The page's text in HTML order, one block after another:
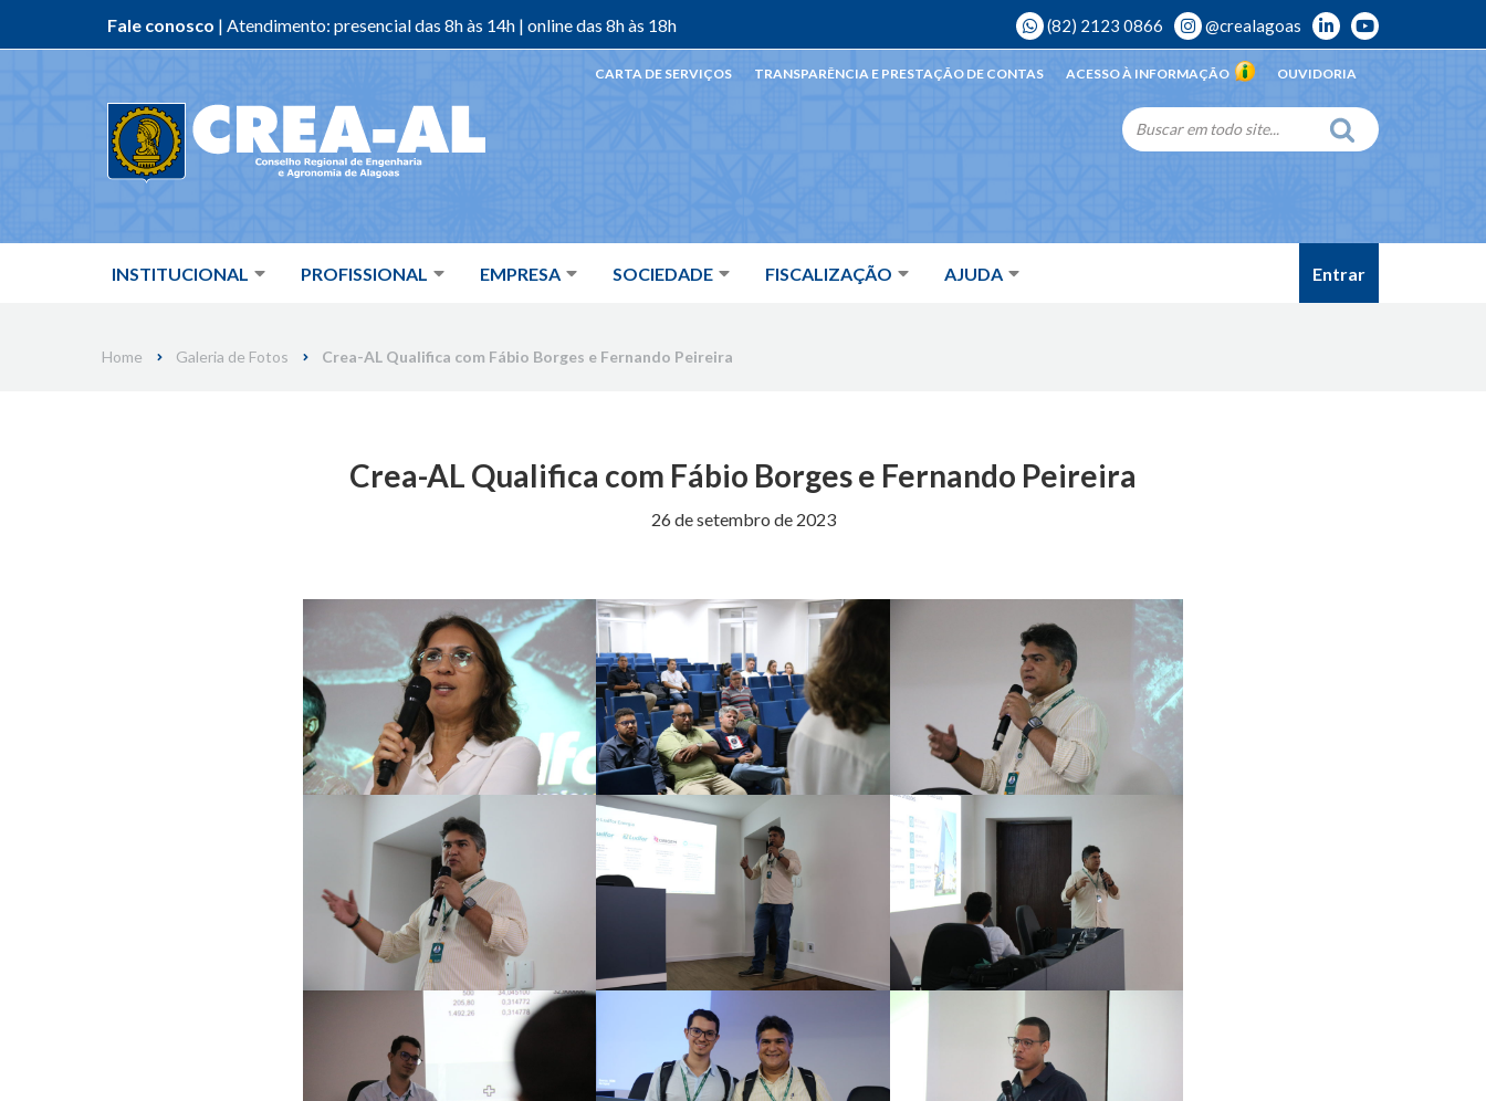
Fale conosco | Atendimento: presencial das 8h às 14h | online das 8h às 18h (82) 2123 0866 @crealagoas
INSTITUCIONAL PROFISSIONAL EMPRESA SOCIEDADE FISCALIZAÇÃO AJUDA
OUVIDORIA
ACESSO À INFORMAÇÃO
TRANSPARÊNCIA E PRESTAÇÃO DE CONTAS
CARTA DE SERVIÇOS
Entrar
Home Galeria de Fotos Crea-AL Qualifica com Fábio Borges e Fernando Peireira
Crea-AL Qualifica com Fábio Borges e Fernando Peireira
26 de setembro de 2023